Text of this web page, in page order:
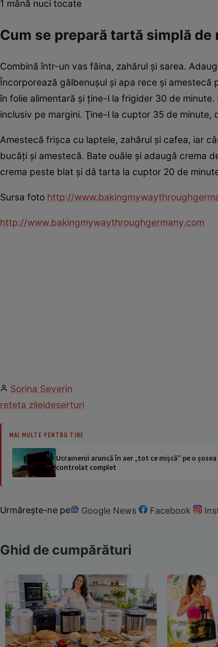
1 mână nuci tocate
Cum se prepară tartă simplă de
Combină într-un vas făina, zahărul şi sarea.
Încorporează gălbenuşul şi apa rece şi amestecă
în folie alimentară şi ţine-l la frigider 30 de
inclusiv pe margini. Ţine-l la cuptor 35 de minute,
Amestecă frişca cu laptele, zahărul şi cafea, iar
bucăţi şi amestecă. Bate ouăle şi adaugă crema
crema peste blat şi dă tarta la cuptor 20 de
Sursa foto http://
http://www.bakingmywaythroughgermany.com
Sorina Severin
reteta zileideserturi
MAI MULTE PENTRU TINE
Ucrainenii aruncă în aer „tot ce mișcă” pe o
controlat complet
Urmărește-ne pe Google News Facebook
Ghid de cumpărături